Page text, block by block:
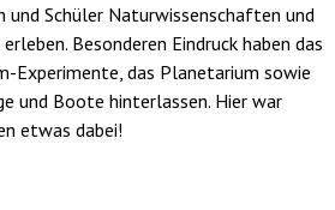
und Schüler Naturwissenschaften und
Besonderen Eindruck haben das
Experimente, das Planetarium sowie
und Boote hinterlassen. Hier war
etwas dabei!